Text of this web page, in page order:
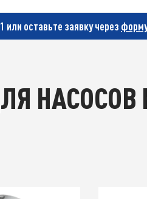
или оставьте заявку через
НАСОСОВ